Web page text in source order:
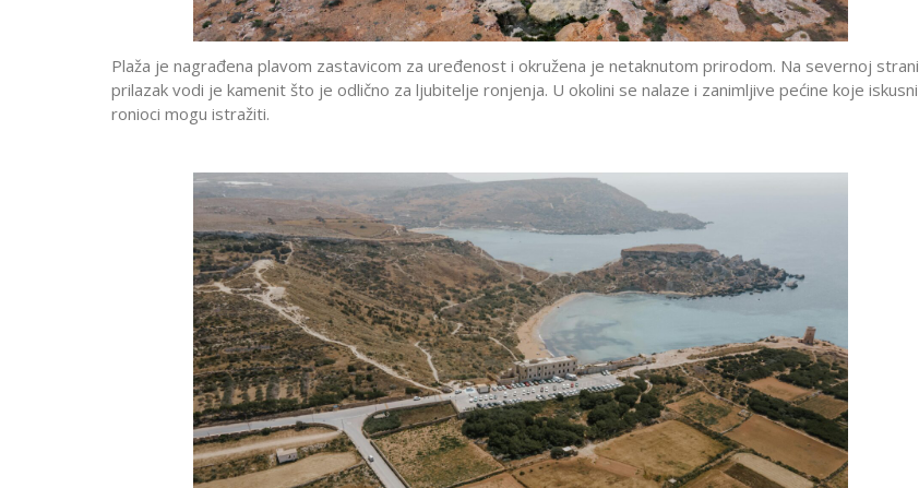
Plaža je nagrađena plavom zastavicom za uređenost i okružena je netaknutom prirodom. Na severnoj strani
prilazak vodi je kamenit što je odlično za ljubitelje ronjenja. U okolini se nalaze i zanimljive pećine koje iskusni
ronioci mogu istražiti.